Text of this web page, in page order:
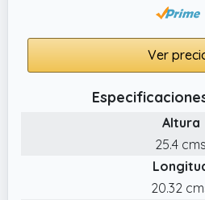
Ver
Altura
25.4 cms
20.32